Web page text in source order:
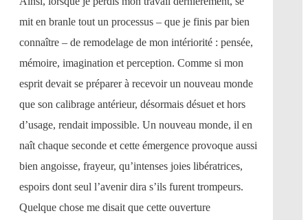
mit en branle tout un processus – que je finis par bien
connaître – de remodelage de mon intériorité : pensée,
mémoire, imagination et perception. Comme si mon
esprit devait se préparer à recevoir un nouveau monde
que son calibrage antérieur, désormais désuet et hors
d’usage, rendait impossible. Un nouveau monde, il en
naît chaque seconde et cette émergence provoque aussi
bien angoisse, frayeur, qu’intenses joies libératrices,
espoirs dont seul l’avenir dira s’ils furent trompeurs.
Quelque chose me disait que cette ouverture